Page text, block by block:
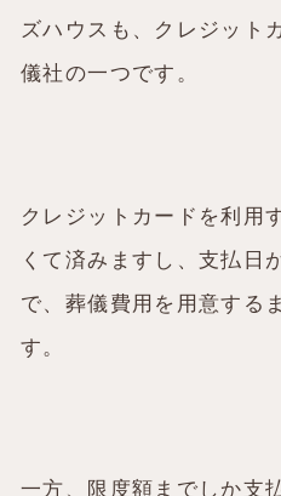
ズハウスも、クレジット
儀社の一つです。
クレジットカードを利用
くて済みますし、支払日
で、葬儀費用を用意する
す。
一方、限度額までしか支